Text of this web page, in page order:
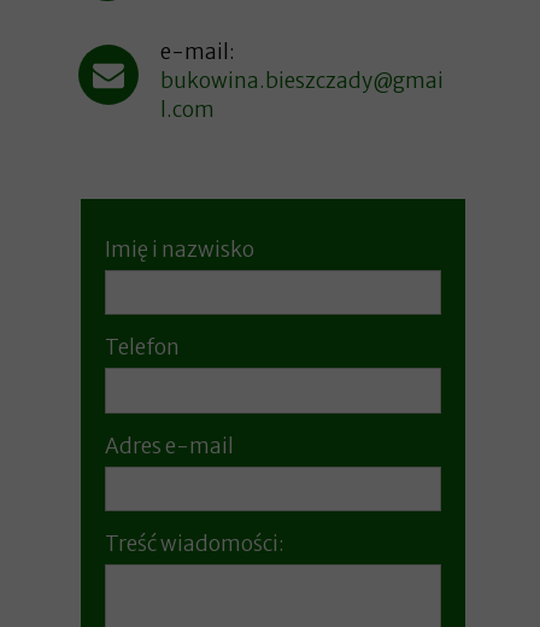
e-mail:
bukowina.bieszczady@gmai
l.com
Imię i nazwisko
Telefon
Adres e-mail
Treść wiadomości: